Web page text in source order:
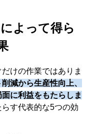
よって得ら
けの作業ではありま
削減から生産性向上、
に利益をもたらしま
す代表的な5つの効